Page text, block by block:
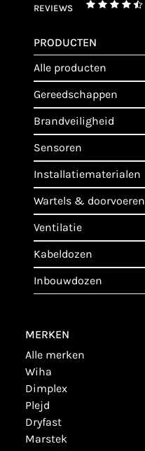
REVIEWS
PRODUCTEN
alle producten
gereedschappen
brandveiligheid
sensoren
installatiematerialen
wartels & doorvoeren
ventilatie
kabeldozen
inbouwdozen
MERKEN
alle merken
wiha
dimplex
plejd
dryfast
marstek